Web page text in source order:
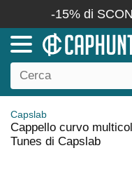
-15% di
Capslab
Cappello curvo
Tunes di Capslab